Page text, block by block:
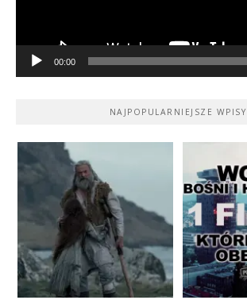
00:00
NAJPOPULARNIEJSZE WPISY